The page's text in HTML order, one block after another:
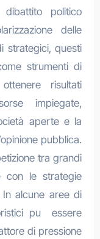
politico
delle
strategici, questi
strumenti di
risultati
impiegate,
aperte e la
pubblica.
tra grandi
con le strategie
alcune aree di
pu essere
di pressione